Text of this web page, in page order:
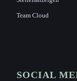
Team Cloud
SOCIAL